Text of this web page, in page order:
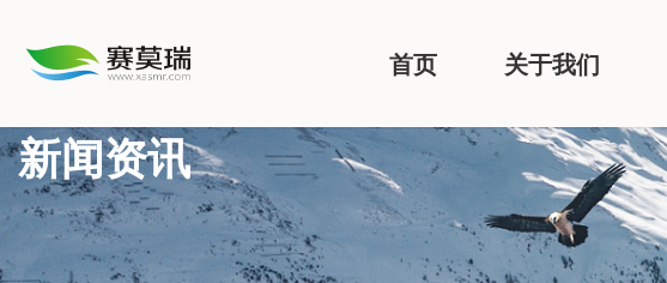
首页 关于我们
新闻资讯